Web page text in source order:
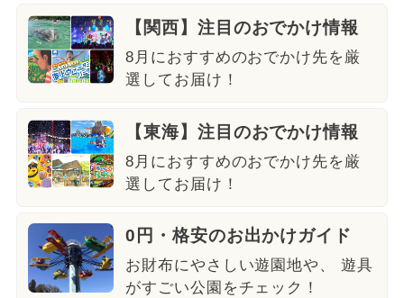
【関西】注目のおでかけ情報
8月におすすめのおでかけ先を厳
選してお届け！
【東海】注目のおでかけ情報
8月におすすめのおでかけ先を厳
選してお届け！
0円・格安のお出かけガイド
お財布にやさしい遊園地や、 遊具
がすごい公園をチェック！